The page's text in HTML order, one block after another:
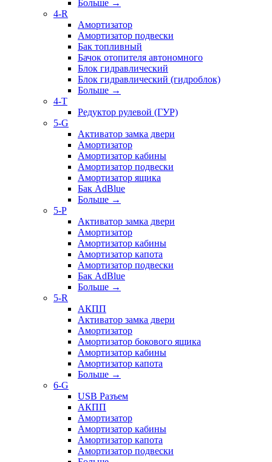
Больше →
4-R
Амортизатор
Амортизатор подвески
Бак топливный
Бачок отопителя автономного
Блок гидравлический
Блок гидравлический (гидроблок)
Больше →
4-T
Редуктор рулевой (ГУР)
5-G
Активатор замка двери
Амортизатор
Амортизатор кабины
Амортизатор подвески
Амортизатор ящика
Бак AdBlue
Больше →
5-P
Активатор замка двери
Амортизатор
Амортизатор кабины
Амортизатор капота
Амортизатор подвески
Бак AdBlue
Больше →
5-R
АКПП
Активатор замка двери
Амортизатор
Амортизатор бокового ящика
Амортизатор кабины
Амортизатор капота
Больше →
6-G
USB Разъем
АКПП
Амортизатор
Амортизатор кабины
Амортизатор капота
Амортизатор подвески